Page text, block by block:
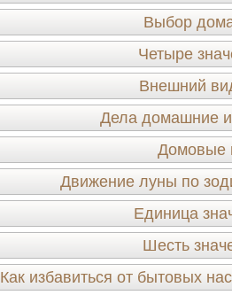
Выбор
Четыре
Внешний
Дела домашние
Домовые
Движение луны по
Единица
Шесть
Как избавиться от бытовых